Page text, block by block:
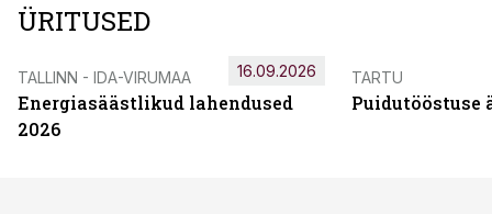
ÜRITUSED
TALLINN - IDA-VIRUMAA
Energiasäästlikud lahendused
2026
16.09.2026 TARTU
Puidutööstuse